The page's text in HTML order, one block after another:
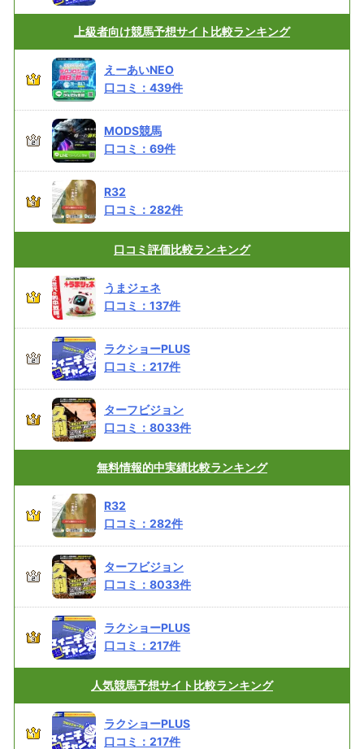
上級者向け競馬予想サイト比較ランキング
えーあいNEO
口コミ： 439件
MODS競馬
口コミ： 69件
R32
口コミ： 282件
口コミ評価比較ランキング
うまジェネ
口コミ： 137件
ラクショーPLUS
口コミ： 217件
ターフビジョン
口コミ： 8033件
無料情報的中実績比較ランキング
R32
口コミ： 282件
ターフビジョン
口コミ： 8033件
ラクショーPLUS
口コミ： 217件
人気競馬予想サイト 比較ランキング
ラクショーPLUS
口コミ： 217件